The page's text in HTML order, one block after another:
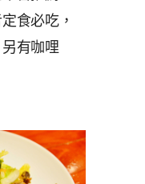
食必吃，
有咖哩